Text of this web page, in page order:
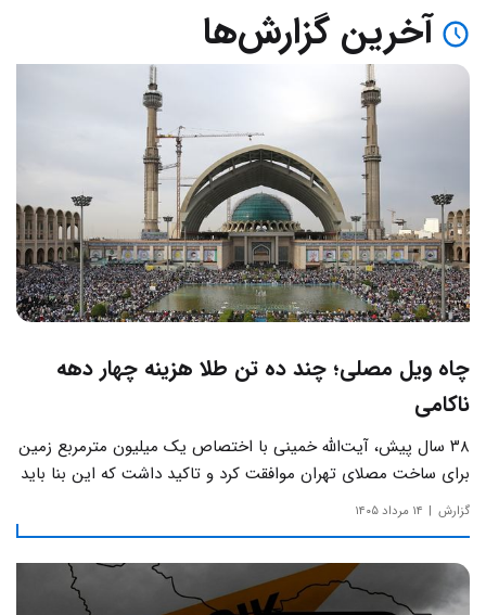
آخرین گزارش‌ها
چاه ویل مصلی؛ چند ده تن طلا هزینه چهار دهه
ناکامی
۳۸ سال پیش، آیت‌الله خمینی با اختصاص یک میلیون مترمربع زمین
برای ساخت مصلای تهران موافقت کرد و تاکید داشت که این بنا باید
به دور از زرق‌وبرق و یادآور سادگی مساجد صدر اسلام باشد.
گزارش ۱۴ مرداد ۱۴۰۵